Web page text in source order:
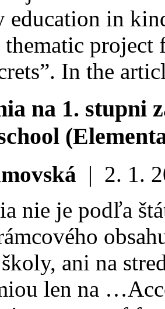
education in
thematic
In the
na 1. stupni
| 2. 1.
nie je podľa
ani na
len na …